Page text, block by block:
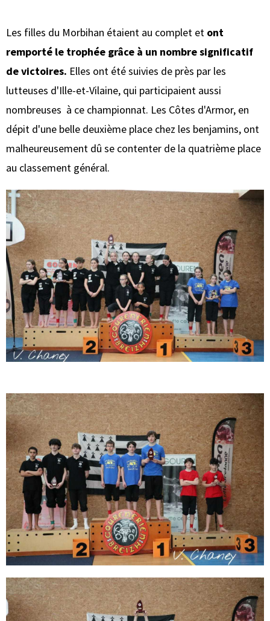
Les filles du Morbihan étaient au complet et ont
remporté le trophée grâce à un nombre significatif
de victoires. Elles ont été suivies de près par les
lutteuses d'Ille-et-Vilaine, qui participaient aussi
nombreuses à ce championnat. Les Côtes d'Armor, en
dépit d'une belle deuxième place chez les benjamins, ont
malheureusement dû se contenter de la quatrième place
au classement général.